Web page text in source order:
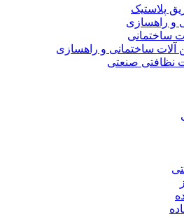
پلاستیک
و راهسازی
ساختمانی
آلات ساختمانی و راهسازی
نظافتی صنعتی